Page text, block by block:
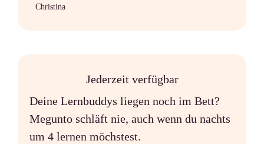
Christina
Jederzeit verfügbar
Deine Lernbuddys liegen noch im Bett?
Megunto schläft nie, auch wenn du nachts
um 4 lernen möchstest.